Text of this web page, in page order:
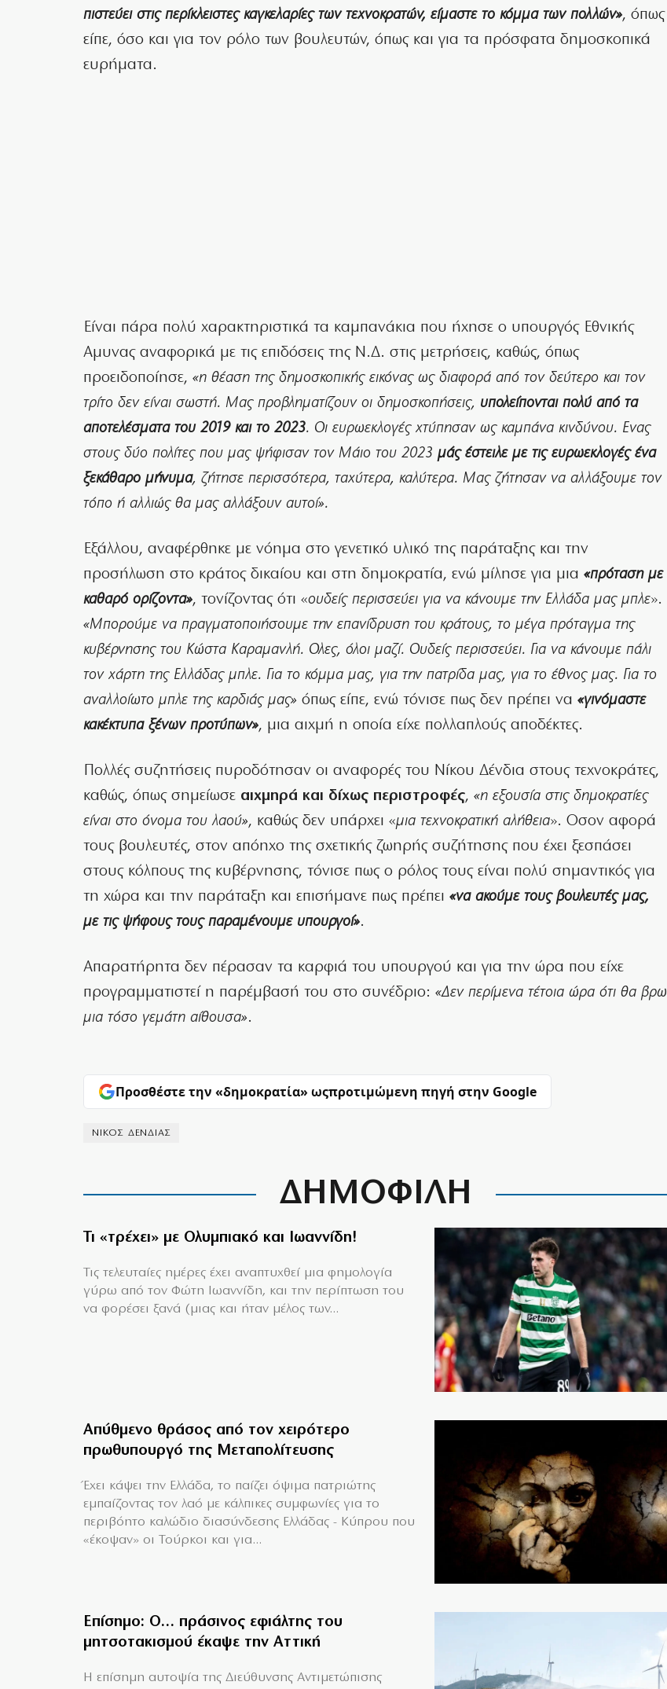
πιστεύει στις περίκλειστες καγκελαρίες των τεχνοκρατών, είμαστε το κόμμα των πολλών», όπως
είπε, όσο και για τον ρόλο των βουλευτών, όπως και για τα πρόσφατα δημοσκοπικά
ευρήματα.
Είναι πάρα πολύ χαρακτηριστικά τα καμπανάκια που ήχησε ο υπουργός Εθνικής
Αμυνας αναφορικά με τις επιδόσεις της Ν.Δ. στις μετρήσεις, καθώς, όπως
προειδοποίησε, «η θέαση της δημοσκοπικής εικόνας ως διαφορά από τον δεύτερο και τον
τρίτο δεν είναι σωστή. Μας προβληματίζουν οι δημοσκοπήσεις, υπολείπονται πολύ από τα
αποτελέσματα του 2019 και το 2023. Οι ευρωεκλογές χτύπησαν ως καμπάνα κινδύνου. Ενας
στους δύο πολίτες που μας ψήφισαν τον Μάιο του 2023 μάς έστειλε με τις ευρωεκλογές ένα
ξεκάθαρο μήνυμα, ζήτησε περισσότερα, ταχύτερα, καλύτερα. Μας ζήτησαν να αλλάξουμε τον
τόπο ή αλλιώς θα μας αλλάξουν αυτοί».
Εξάλλου, αναφέρθηκε με νόημα στο γενετικό υλικό της παράταξης και την
προσήλωση στο κράτος δικαίου και στη δημοκρατία, ενώ μίλησε για μια «πρόταση με
καθαρό ορίζοντα», τονίζοντας ότι «ουδείς περισσεύει για να κάνουμε την Ελλάδα μας μπλε».
«Μπορούμε να πραγματοποιήσουμε την επανίδρυση του κράτους, το μέγα πρόταγμα της
κυβέρνησης του Κώστα Καραμανλή. Ολες, όλοι μαζί. Ουδείς περισσεύει. Για να κάνουμε πάλι
τον χάρτη της Ελλάδας μπλε. Για το κόμμα μας, για την πατρίδα μας, για το έθνος μας. Για το
αναλλοίωτο μπλε της καρδιάς μας» όπως είπε, ενώ τόνισε πως δεν πρέπει να «γινόμαστε
κακέκτυπα ξένων προτύπων», μια αιχμή η οποία είχε πολλαπλούς αποδέκτες.
Πολλές συζητήσεις πυροδότησαν οι αναφορές του Νίκου Δένδια στους τεχνοκράτες,
καθώς, όπως σημείωσε αιχμηρά και δίχως περιστροφές, «η εξουσία στις δημοκρατίες
είναι στο όνομα του λαού», καθώς δεν υπάρχει «μια τεχνοκρατική αλήθεια». Οσον αφορά
τους βουλευτές, στον απόηχο της σχετικής ζωηρής συζήτησης που έχει ξεσπάσει
στους κόλπους της κυβέρνησης, τόνισε πως ο ρόλος τους είναι πολύ σημαντικός για
τη χώρα και την παράταξη και επισήμανε πως πρέπει «να ακούμε τους βουλευτές μας,
με τις ψήφους τους παραμένουμε υπουργοί».
Απαρατήρητα δεν πέρασαν τα καρφιά του υπουργού και για την ώρα που είχε
προγραμματιστεί η παρέμβασή του στο συνέδριο: «Δεν περίμενα τέτοια ώρα ότι θα βρω
μια τόσο γεμάτη αίθουσα».
Προσθέστε την «δημοκρατία» ωςπροτιμώμενη πηγή στην Google
ΝΙΚΟΣ ΔΕΝΔΙΑΣ
ΔΗΜΟΦΙΛΗ
Τι «τρέχει» με Ολυμπιακό και Ιωαννίδη!
Τις τελευταίες ημέρες έχει αναπτυχθεί μια φημολογία
γύρω από τον Φώτη Ιωαννίδη, και την περίπτωση του
να φορέσει ξανά (μιας και ήταν μέλος των...
Απύθμενο θράσος από τον χειρότερο
πρωθυπουργό της Μεταπολίτευσης
Έχει κάψει την Ελλάδα, το παίζει όψιμα πατριώτης
εμπαίζοντας τον λαό με κάλπικες συμφωνίες για το
περιβόητο καλώδιο διασύνδεσης Ελλάδας - Κύπρου που
«έκοψαν» οι Τούρκοι και για...
Επίσημο: Ο… πράσινος εφιάλτης του
μητσοτακισμού έκαψε την Αττική
Η επίσημη αυτοψία της Διεύθυνσης Αντιμετώπισης